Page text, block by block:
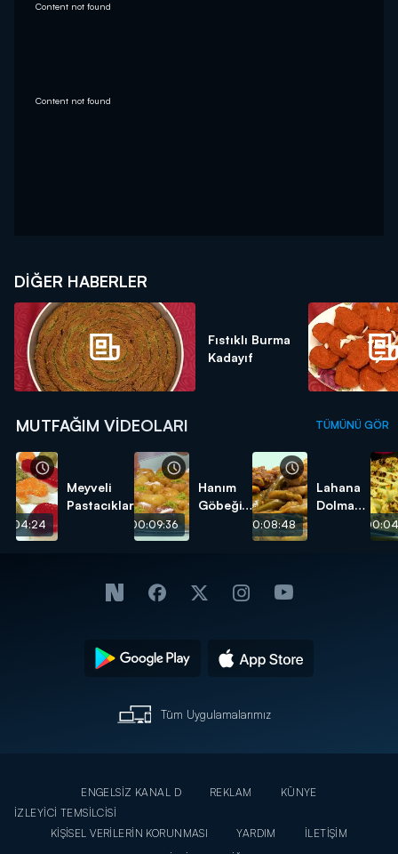
Content not found
Content not found
DIĞER HABERLER
Fıstıklı Burma
Kadayıf
MUTFAĞIM VIDEOLARI TÜMÜNÜ GÖR
Meyveli
Pastacıklar
00:09:36
Hanım
Göbeği
00:08:48
Lahana
Dolması
Tüm Uygulamalarımız
ENGELSİZ KANAL D REKLAM
KÜNYE
İZLEYİCİ TEMSİLCİSİ
KİŞİSEL VERİLERİN KORUNMASI
YARDIM
İLETİŞİM